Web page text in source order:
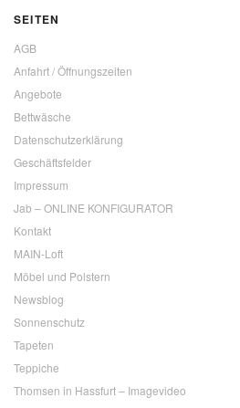
SEITEN
AGB
Anfahrt / Öffnungszeiten
Angebote
Bettwäsche
Datenschutzerklärung
Geschäftsfelder
Impressum
Jab – ONLINE KONFIGURATOR
Kontakt
MAIN-Loft
Möbel und Polstern
Newsblog
Sonnenschutz
Tapeten
Teppiche
Thomsen in Hassfurt – Imagevideo